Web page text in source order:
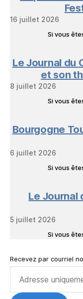
16 juillet 2026
Si vous
Le Journal du
et son
8 juillet 2026
Si vous
Bourgogne
6 juillet 2026
Si vous
Le Journal
5 juillet 2026
Si vous
Recevez par courriel